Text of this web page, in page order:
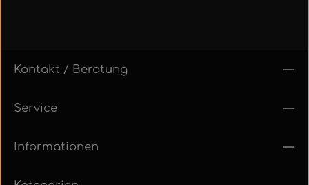
Kontakt / Beratung
Service
Informationen